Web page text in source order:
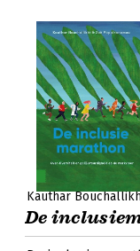
Kauthar
De